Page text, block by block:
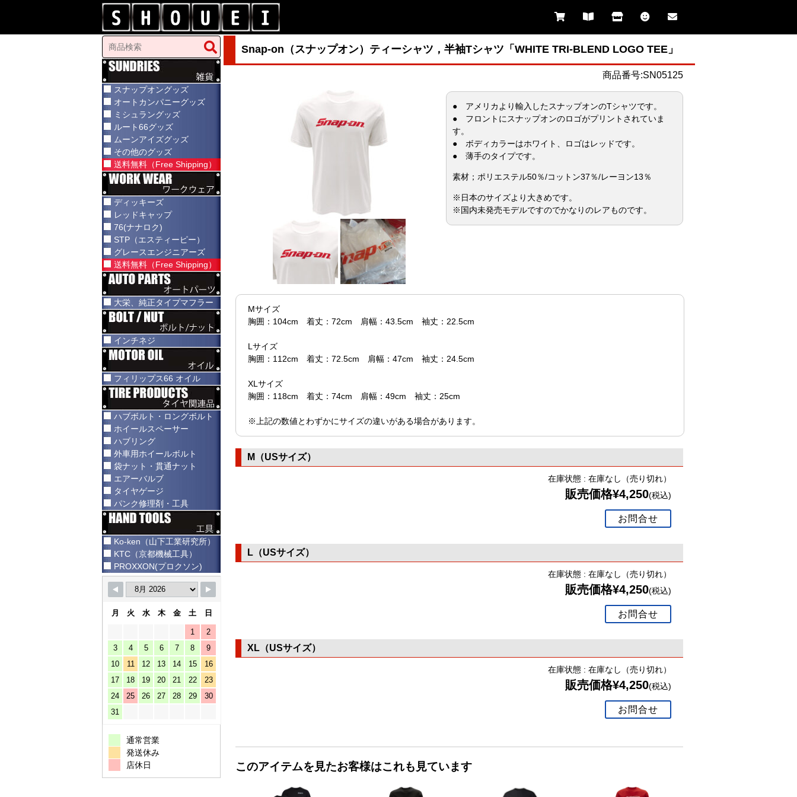
スナップオングッズ
オートカンパニーグッズ
ミシュラングッズ
ルート66グッズ
ムーンアイズグッズ
その他のグッズ
送料無料（Free Shipping）
ディッキーズ
レッドキャップ
76(ナナロク)
STP（エスティーピー）
グレースエンジニアーズ
送料無料（Free Shipping）
大栄、純正タイプマフラー
インチネジ
フィリップス66 オイル
ハブボルト・ロングボルト
ホイールスペーサー
ハブリング
外車用ホイールボルト
袋ナット・貫通ナット
エアーバルブ
タイヤゲージ
パンク修理剤・工具
Ko-ken（山下工業研究所）
KTC（京都機械工具）
PROXXON(プロクソン)
月 火 水 木 金 土 日
1
2
3
4 5 6 7 8
9
10
11 12 13 14 15
16
17
18 19 20 21 22
23
24
25 26 27 28 29
30
31
通常営業
発送休み
店休日
Snap-on（スナップオン）ティーシャツ，半袖Tシャツ「WHITE TRI-BLEND LOGO TEE」
商品番号:SN05125
● アメリカより輸入したスナップオンのTシャツです。
● フロントにスナップオンのロゴがプリントされていま
す。
● ボディカラーはホワイト、ロゴはレッドです。
● 薄手のタイプです。
素材；ポリエステル50％/コットン37％/レーヨン13％
※日本のサイズより大きめです。
※国内未発売モデルですのでかなりのレアものです。
Mサイズ
胸囲：104cm 着丈：72cm 肩幅：43.5cm 袖丈：22.5cm
Lサイズ
胸囲：112cm 着丈：72.5cm 肩幅：47cm 袖丈：24.5cm
XLサイズ
胸囲：118cm 着丈：74cm 肩幅：49cm 袖丈：25cm
※上記の数値とわずかにサイズの違いがある場合があります。
M（USサイズ）
在庫状態 : 在庫なし（売り切れ）
販売価格¥4,250(税込)
お問合せ
L（USサイズ）
在庫状態 : 在庫なし（売り切れ）
販売価格¥4,250(税込)
お問合せ
XL（USサイズ）
在庫状態 : 在庫なし（売り切れ）
販売価格¥4,250(税込)
お問合せ
このアイテムを見たお客様はこれも見ています